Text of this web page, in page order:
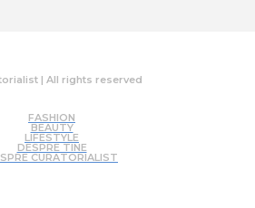
| All rights reserved
FASHION
BEAUTY
LIFESTYLE
DESPRE TINE
CURATORIALIST